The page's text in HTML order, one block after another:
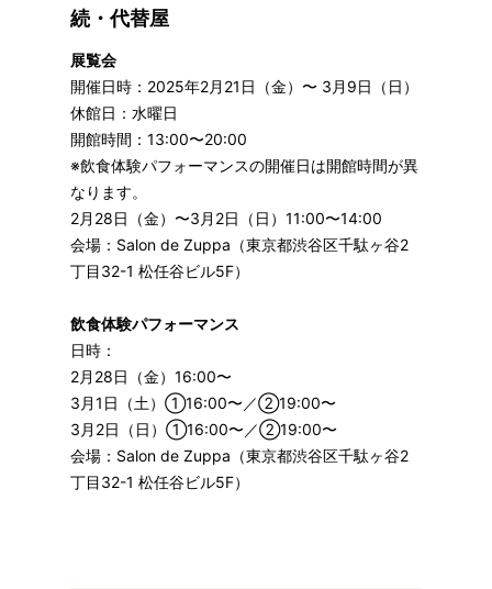
続・代替屋
展覧会
開催日時：2025年2月21日（金）〜 3月9日（日）
休館日：水曜日
開館時間：13:00〜20:00
※飲食体験パフォーマンスの開催日は開館時間が異
なります。
2月28日（金）〜3月2日（日）11:00〜14:00
会場：Salon de Zuppa（東京都渋谷区千駄ヶ谷2
丁目32-1 松任谷ビル5F）
飲食体験パフォーマンス
日時：
2月28日（金）16:00〜
3月1日（土）①16:00〜／②19:00〜
3月2日（日）①16:00〜／②19:00〜
会場：Salon de Zuppa（東京都渋谷区千駄ヶ谷2
丁目32-1 松任谷ビル5F）